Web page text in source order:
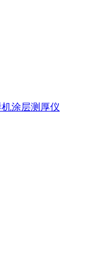
机涂层测厚仪